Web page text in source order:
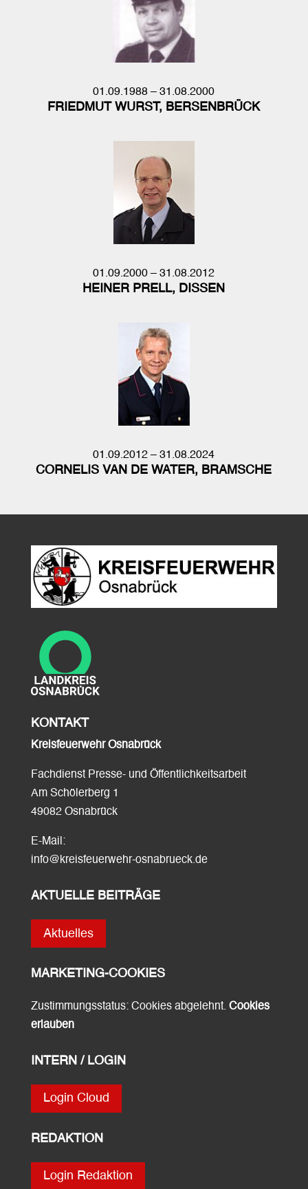
01.09.1988 – 31.08.2000
FRIEDMUT WURST, BERSENBRÜCK
01.09.2000 – 31.08.2012
HEINER PRELL, DISSEN
01.09.2012 – 31.08.2024
CORNELIS VAN DE WATER, BRAMSCHE
KONTAKT
Kreisfeuerwehr Osnabrück
Fachdienst Presse- und Öffentlichkeitsarbeit
Am Schölerberg 1
49082 Osnabrück
E-Mail:
info@kreisfeuerwehr-osnabrueck.de
AKTUELLE BEITRÄGE
Aktuelles
MARKETING-COOKIES
Zustimmungsstatus: Cookies abgelehnt. Cookies
erlauben
INTERN / LOGIN
Login Cloud
REDAKTION
Login Redaktion